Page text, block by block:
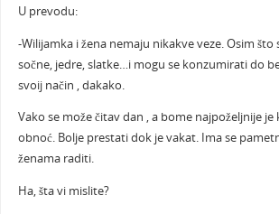
U prevodu:
-Wilijamka i žena nemaju nikakve veze. Osim što
sočne, jedre, slatke…i mogu se konzumirati do
svoij način , dakako.
Vako se može čitav dan , a bome najpoželjnije
obnoć. Bolje prestati dok je vakat. Ima se
ženama raditi.
Ha, šta vi mislite?